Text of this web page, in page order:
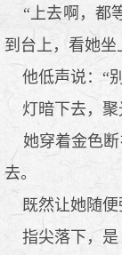
“上去啊，都
到台上，看她坐
他低声说：“
灯暗下去，聚
她穿着金色断
去。
既然让她随便
指尖落下，是